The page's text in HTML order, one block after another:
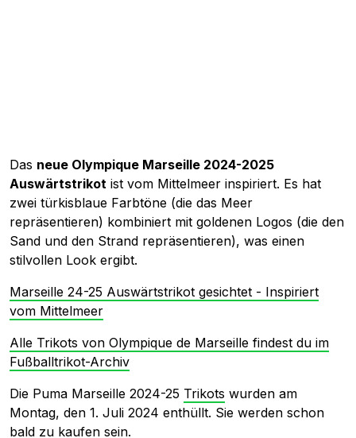
Das neue Olympique Marseille 2024-2025
Auswärtstrikot ist vom Mittelmeer inspiriert. Es hat
zwei türkisblaue Farbtöne (die das Meer
repräsentieren) kombiniert mit goldenen Logos (die den
Sand und den Strand repräsentieren), was einen
stilvollen Look ergibt.
Marseille 24-25 Auswärtstrikot gesichtet - Inspiriert
vom Mittelmeer
Alle Trikots von Olympique de Marseille findest du im
Fußballtrikot-Archiv
Die Puma Marseille 2024-25 Trikots wurden am
Montag, den 1. Juli 2024 enthüllt. Sie werden schon
bald zu kaufen sein.